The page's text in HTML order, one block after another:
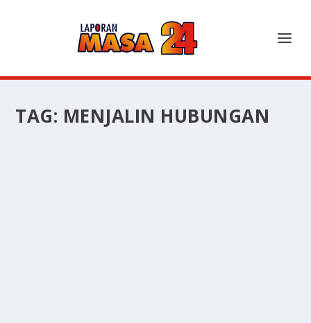
TAG: MENJALIN HUBUNGAN